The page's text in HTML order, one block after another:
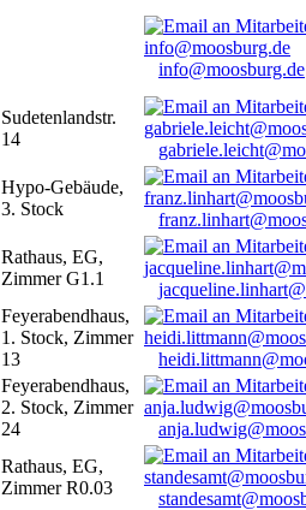
info@moosburg.de
Sudetenlandstr.
14
Hypo-Gebäude,
3. Stock
Rathaus, EG,
Zimmer G1.1
Feyerabendhaus,
1. Stock, Zimmer
13
Feyerabendhaus,
2. Stock, Zimmer
24
Rathaus, EG,
Zimmer R0.03